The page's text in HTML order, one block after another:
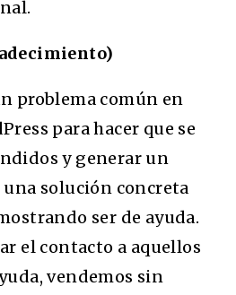
problema común en
para hacer que se
y generar un
una solución concreta
ser de ayuda.
el contacto a aquellos
vendemos sin